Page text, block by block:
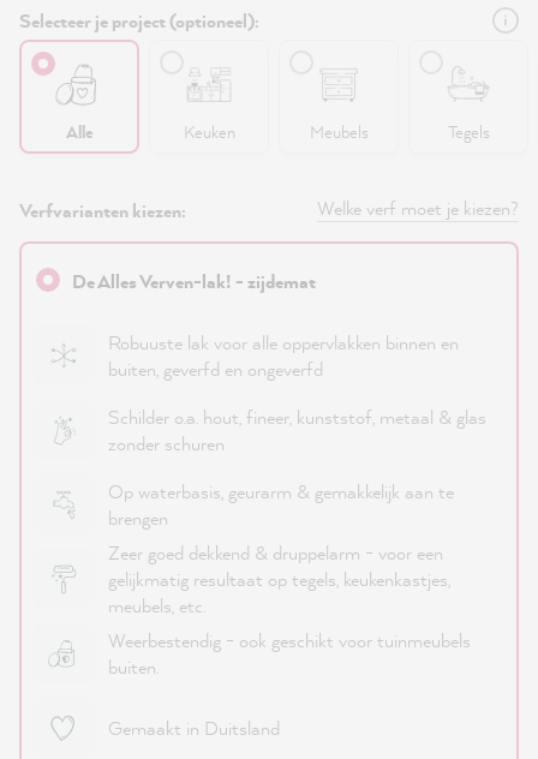
Selecteer je project (optioneel):
Alle Keuken Meubels Tegels
Verfvarianten kiezen: Welke verf moet je kiezen?
De Alles Verven-lak! - zijdemat
Robuuste lak voor alle oppervlakken binnen en
buiten, geverfd en ongeverfd
Schilder o.a. hout, fineer, kunststof, metaal & glas
zonder schuren
Op waterbasis, geurarm & gemakkelijk aan te
brengen
Zeer goed dekkend & druppelarm - voor een
gelijkmatig resultaat op tegels, keukenkastjes,
meubels, etc.
Weerbestendig - ook geschikt voor tuinmeubels
buiten.
Gemaakt in Duitsland